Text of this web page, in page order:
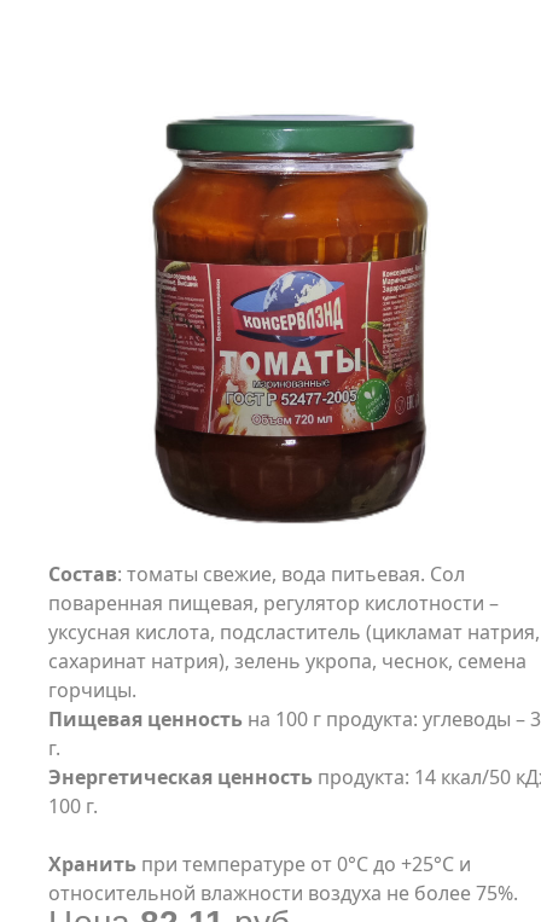
Состав: томаты свежие, вода питьевая. Сол
поваренная пищевая, регулятор кислотности –
уксусная кислота, подсластитель (цикламат натрия,
сахаринат натрия), зелень укропа, чеснок, семена
горчицы.
Пищевая ценность на 100 г продукта: углеводы –
г.
Энергетическая ценность продукта: 14 ккал/50
100 г.
Хранить при температуре от 0°С до +25°С и
относительной влажности воздуха не более 75%.